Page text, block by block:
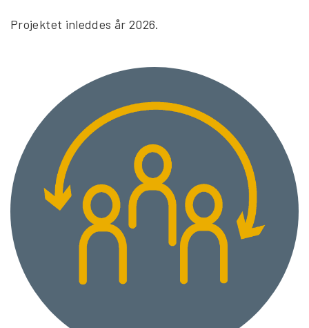
Projektet inleddes år 2026.